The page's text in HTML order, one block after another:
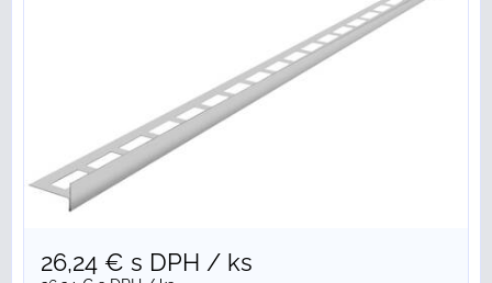
26,24 € s DPH / ks